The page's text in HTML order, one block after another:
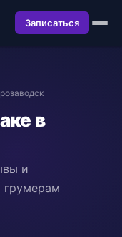
Записаться
в
и
грумерам